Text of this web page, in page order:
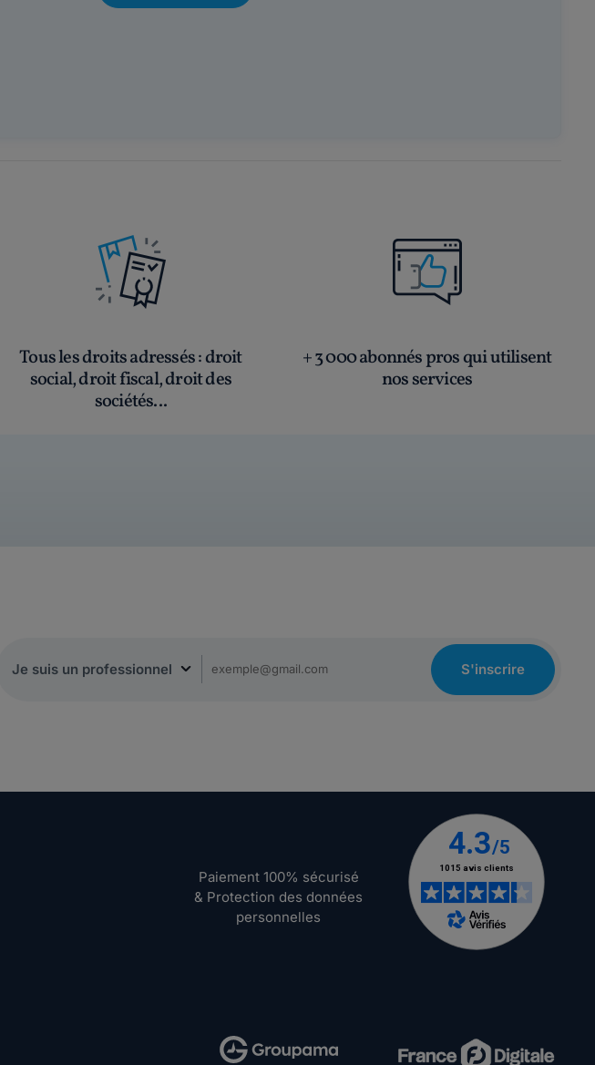
Tous les droits adressés: droit
social, droit fiscal, droit des
sociétés...
+ 3 000 abonnés pros qui utilisent
nos services
S'inscrire
Paiement 100% sécurisé
& Protection des données
personnelles